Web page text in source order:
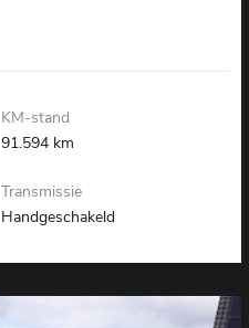
KM-stand
91.594 km
Transmissie
Handgeschakeld